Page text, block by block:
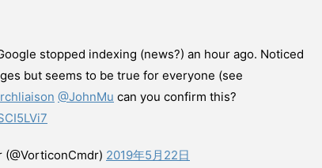
stopped indexing (news?) an hour ago. Noticed
but seems to be true for everyone (see
@JohnMu can you confirm this?
2019年5月22日